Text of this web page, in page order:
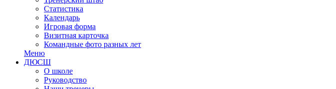
Статистика
Календарь
Игровая форма
Визитная карточка
Командные фото разных лет
Меню
ДЮСШ
О школе
Руководство